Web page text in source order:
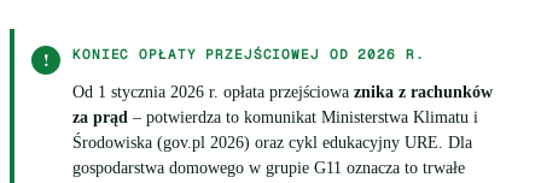
! KONIEC OPŁATY PRZEJŚCIOWEJ OD 2026 R.
Od 1 stycznia 2026 r. opłata przejściowa znika z rachunków
za prąd – potwierdza to komunikat Ministerstwa Klimatu i
Środowiska (gov.pl 2026) oraz cykl edukacyjny URE. Dla
gospodarstwa domowego w grupie G11 oznacza to trwałe